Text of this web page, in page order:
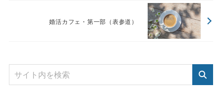
婚活カフェ・第一部（表参道）